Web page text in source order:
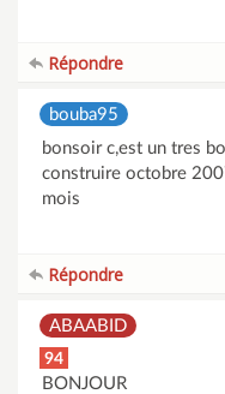
Répondre
bouba95
bonsoir c,est un tres
construire octobre
mois
Répondre
ABAABID
94
BONJOUR